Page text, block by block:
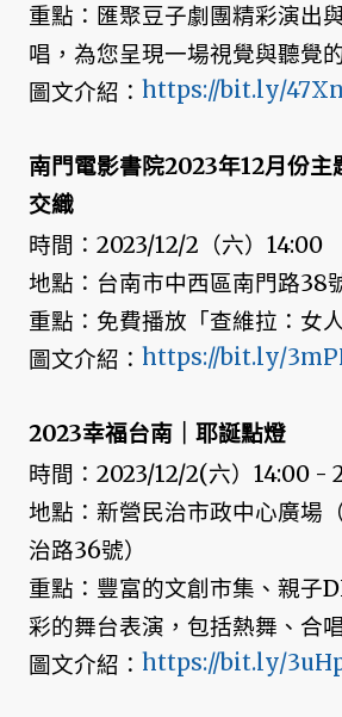
重點：匯聚豆子劇團精彩演出
唱，為您呈現一場視覺與聽覺
圖文介紹： https://bit.ly/
南門電影書院2023年12月份主
交織
時間：2023/12/2（六）14:00
地點：台南市中西區南門路38
重點：免費播放「查維拉：女
圖文介紹： https://bit.ly/
2023幸福台南｜耶誕點燈
時間：2023/12/2(六）14:00 -
地點：新營民治市政中心廣場
治路36號）
重點：豐富的文創市集、親子
彩的舞台表演，包括熱舞、合
圖文介紹： https://bit.ly/